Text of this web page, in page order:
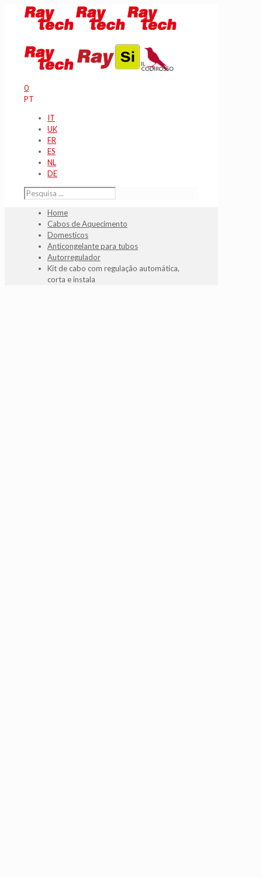
0
PT
IT
UK
FR
ES
NL
DE
Home
Cabos de Aquecimento
Domesticos
Anticongelante para tubos
Autorregulador
Kit de cabo com regulação automática,
corta e instala